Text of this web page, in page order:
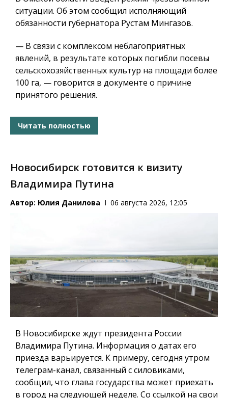
ситуации. Об этом сообщил исполняющий
обязанности губернатора Рустам Мингазов.
— В связи с комплексом неблагоприятных
явлений, в результате которых погибли посевы
сельскохозяйственных культур на площади более
100 га, — говорится в документе о причине
принятого решения.
Читать полностью
Новосибирск готовится к визиту
Владимира Путина
Автор: Юлия Данилова 06 августа 2026, 12:05
В Новосибирске ждут президента России
Владимира Путина. Информация о датах его
приезда варьируется. К примеру, сегодня утром
телеграм-канал, связанный с силовиками,
сообщил, что глава государства может приехать
в город на следующей неделе. Со ссылкой на свои